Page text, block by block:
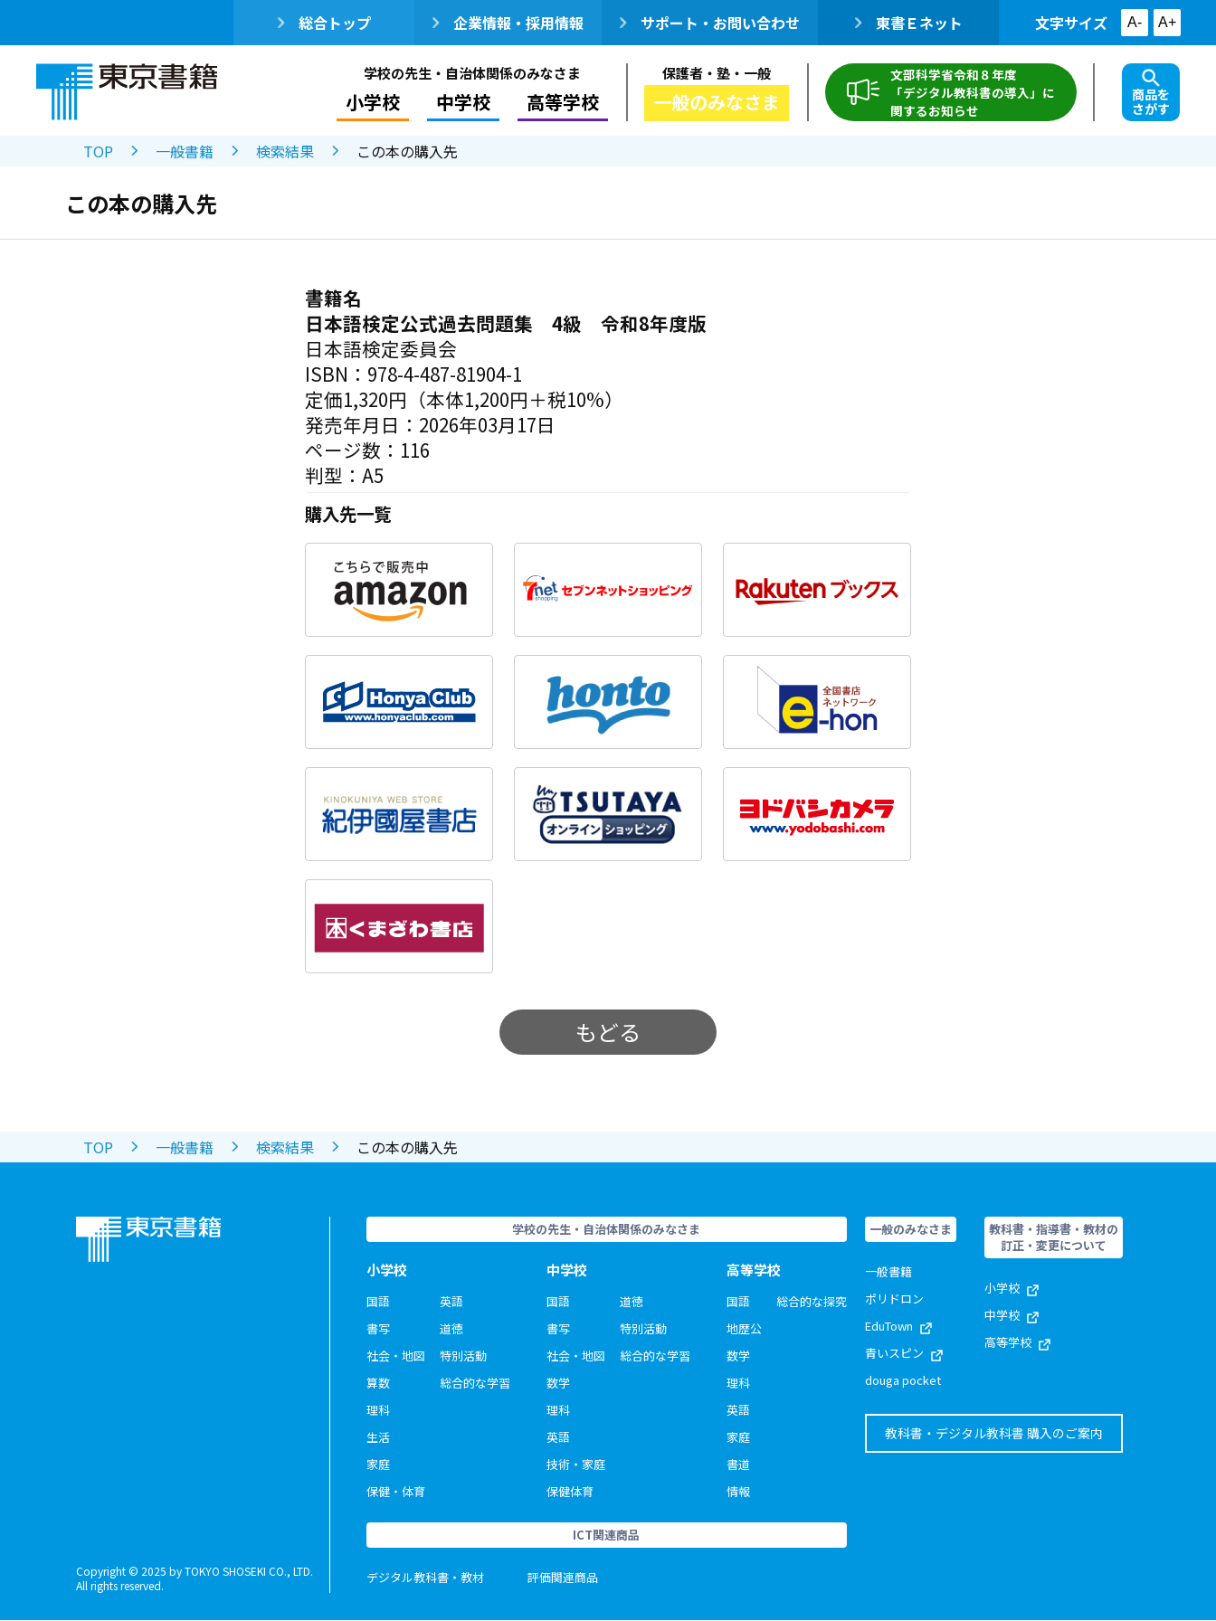
総合トップ 企業情報・採用情報 サポート・お問い合わせ 東書Ｅネット 文字サイズ A- A+
学校の先生・自治体関係のみなさま
小学校 中学校 高等学校
保護者・塾・一般
一般のみなさま
文部科学省令和８年度
「デジタル教科書の導入」に
関するお知らせ
商品を
さがす
TOP 一般書籍 検索結果 この本の購入先
この本の購入先
書籍名
日本語検定公式過去問題集 4級 令和8年度版
日本語検定委員会
ISBN：978-4-487-81904-1
定価1,320円（本体1,200円＋税10%）
発売年月日：2026年03月17日
ページ数：116
判型：A5
購入先一覧
もどる
TOP 一般書籍 検索結果 この本の購入先
Copyright © 2025 by TOKYO SHOSEKI CO., LTD.
All rights reserved.
学校の先生・自治体関係のみなさま
小学校
国語
書写
社会・地図
算数
理科
生活
家庭
保健・体育
英語
道徳
特別活動
総合的な学習
中学校
国語
書写
社会・地図
数学
理科
英語
技術・家庭
保健体育
道徳
特別活動
総合的な学習
高等学校
国語
地歴公
数学
理科
英語
家庭
書道
情報
総合的な探究
ICT関連商品
デジタル教科書・教材 評価関連商品
一般のみなさま
一般書籍
ポリドロン
EduTown
青いスピン
douga pocket
教科書・指導書・教材の
訂正・変更について
小学校
中学校
高等学校
教科書・デジタル教科書 購入のご案内